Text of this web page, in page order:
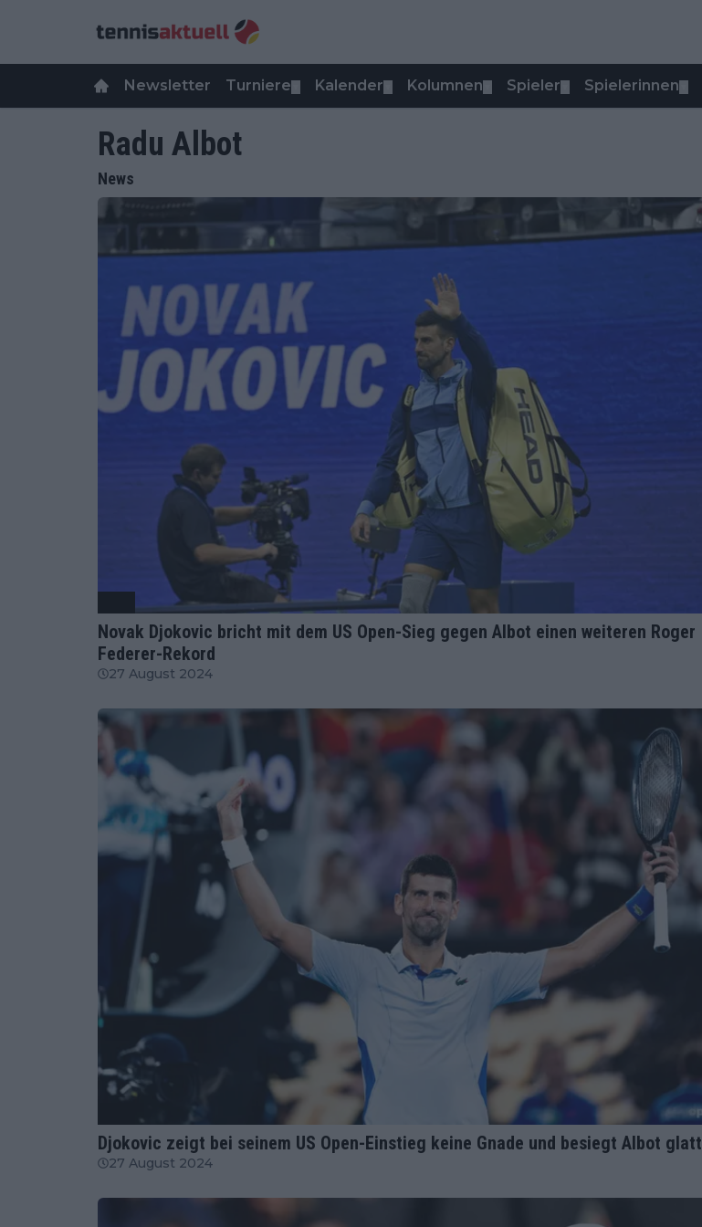
Newsletter Turniere Kalender Kolumnen Spieler Spielerinnen
Radu Albot
News
Novak Djokovic bricht mit dem US Open-Sieg gegen Albot einen weiteren Roger
Federer-Rekord
27 August 2024
Djokovic zeigt bei seinem US Open-Einstieg keine Gnade und besiegt Albot glatt
27 August 2024